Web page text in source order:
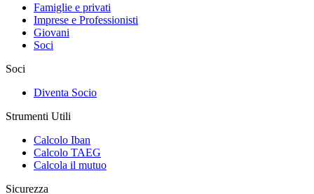
Famiglie e privati
Imprese e Professionisti
Giovani
Soci
Soci
Diventa Socio
Strumenti Utili
Calcolo Iban
Calcolo TAEG
Calcola il mutuo
Sicurezza